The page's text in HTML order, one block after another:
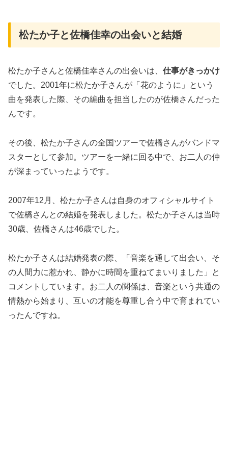
松たか子と佐橋佳幸の出会いと結婚
松たか子さんと佐橋佳幸さんの出会いは、 仕事がきっかけ
でした。2001年に松たか子さんが「花のように」という
曲を発表した際、その編曲を担当したのが佐橋さんだった
んです。
その後、松たか子さんの全国ツアーで佐橋さんがバンドマ
スターとして参加。ツアーを一緒に回る中で、お二人の仲
が深まっていったようです。
2007年12月、松たか子さんは自身のオフィシャルサイト
で佐橋さんとの結婚を発表しました。松たか子さんは当時
30歳、佐橋さんは46歳でした。
松たか子さんは結婚発表の際、「音楽を通して出会い、そ
の人間力に惹かれ、静かに時間を重ねてまいりました」と
コメントしています。お二人の関係は、音楽という共通の
情熱から始まり、互いの才能を尊重し合う中で育まれてい
ったんですね。